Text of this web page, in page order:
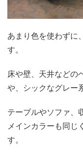
あまり色を使わずに
す。
床や壁、天井などの
や、シックなグレー
テーブルやソファ、
メインカラーも同じ
す。